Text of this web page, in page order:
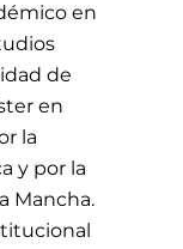
en
de
en
la
y por la
Mancha.